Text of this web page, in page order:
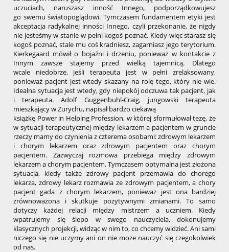
uczuciach, naruszasz inność Innego, podporządkowujesz
go swemu światopoglądowi. Tymczasem fundamentem etyki jest
akceptacja radykalnej inności Innego, czyli przekonanie, że nigdy
nie jesteśmy w stanie w pełni kogoś poznać. Kiedy więc starasz się
kogoś poznać, stale mu coś kradniesz, zagarniasz jego terytorium.
Kierkegaard mówił o bojaźni i drżeniu, ponieważ w kontakcie z
Innym zawsze stajemy przed wielką tajemnicą. Dlatego
wcale niedobrze, jeśli terapeuta jest w pełni zrelaksowany,
ponieważ pacjent jest wtedy skazany na rolę tego, który nie wie.
Idealna sytuacja jest wtedy, gdy niepokój odczuwa tak pacjent, jak
i terapeuta. Adolf Guggenbuhl-Craig, jungowski terapeuta
mieszkający w Zurychu, napisał bardzo ciekawą
książkę Power in Helping Profession, w której sformułował tezę, że
w sytuacji terapeutycznej między lekarzem a pacjentem w gruncie
rzeczy mamy do czynienia z czterema osobami: zdrowym lekarzem
i chorym lekarzem oraz zdrowym pacjentem oraz chorym
pacjentem. Zazwyczaj rozmowa przebiega między zdrowym
lekarzem a chorym pacjentem. Tymczasem optymalna jest złożona
sytuacja, kiedy także zdrowy pacjent przemawia do chorego
lekarza, zdrowy lekarz rozmawia ze zdrowym pacjentem, a chory
pacjent gada z chorym lekarzem, ponieważ jest ona bardziej
zrównoważona i skutkuje pozytywnymi zmianami. To samo
dotyczy każdej relacji między mistrzem a uczniem. Kiedy
wpatrujemy się ślepo w swego nauczyciela, dokonujemy
klasycznych projekcji, widząc w nim to, co chcemy widzieć. Ani sami
niczego się nie uczymy ani on nie może nauczyć się czegokolwiek
od nas.